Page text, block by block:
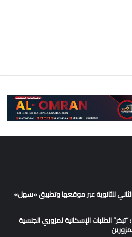
الثاني للثانوية عبر موقعها وتطبيق «سهل»
الطلبات الإسكانية لمزوري الجنسية